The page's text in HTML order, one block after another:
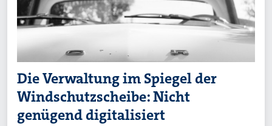
Die Verwaltung im Spiegel der
Windschutzscheibe: Nicht
genügend digitalisiert